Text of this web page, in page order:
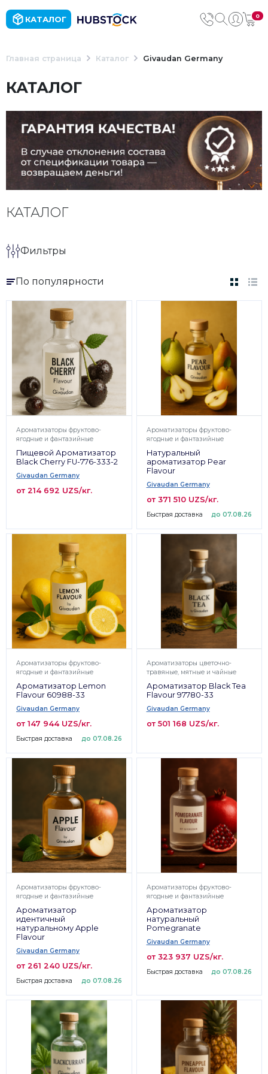
КАТАЛОГ 0
Главная страница Каталог Givaudan Germany
КАТАЛОГ
КАТАЛОГ
Фильтры
По популярности
Ароматизаторы фруктово-
ягодные и фантазийные
Пищевой Ароматизатор
Black Cherry FU-776-333-2
Givaudan Germany
от 214 692 UZS/кг.
Ароматизаторы фруктово-
ягодные и фантазийные
Натуральный
ароматизатор Pear
Flavour
Givaudan Germany
от 371 510 UZS/кг.
Быстрая доставка до 07.08.26
Ароматизаторы фруктово-
ягодные и фантазийные
Ароматизатор Lemon
Flavour 60988-33
Givaudan Germany
от 147 944 UZS/кг.
Быстрая доставка до 07.08.26
Ароматизаторы цветочно-
травяные, мятные и чайные
Ароматизатор Black Tea
Flavour 97780-33
Givaudan Germany
от 501 168 UZS/кг.
Ароматизаторы фруктово-
ягодные и фантазийные
Ароматизатор
идентичный
натуральному Apple
Flavour
Givaudan Germany
от 261 240 UZS/кг.
Быстрая доставка до 07.08.26
Ароматизаторы фруктово-
ягодные и фантазийные
Ароматизатор
натуральный
Pomegranate
Givaudan Germany
от 323 937 UZS/кг.
Быстрая доставка до 07.08.26